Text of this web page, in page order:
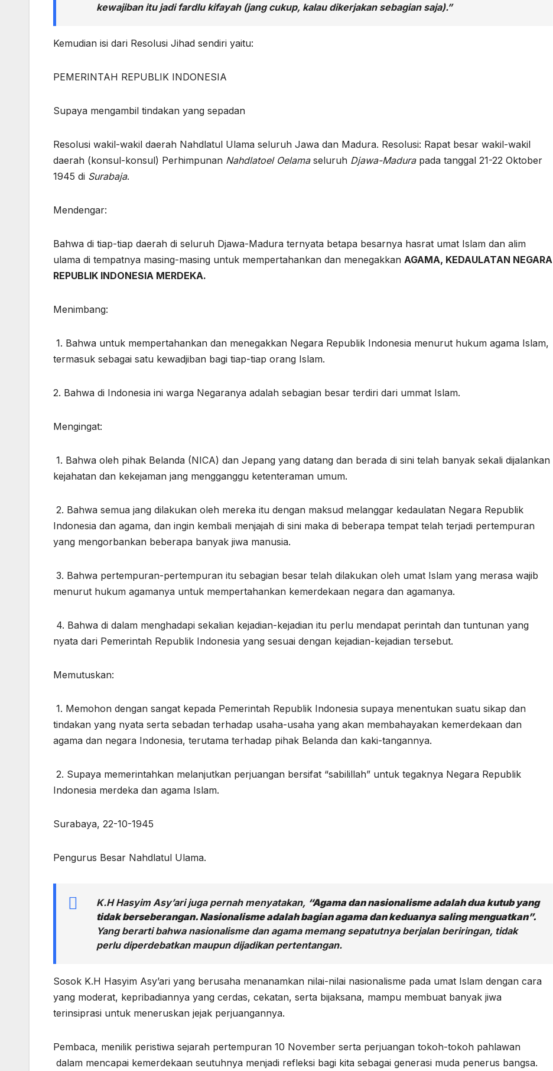
kewajiban itu jadi fardlu kifayah (jang cukup, kalau dikerjakan sebagian saja).”
Kemudian isi dari Resolusi Jihad sendiri yaitu:
PEMERINTAH REPUBLIK INDONESIA
Supaya mengambil tindakan yang sepadan
Resolusi wakil-wakil daerah Nahdlatul Ulama seluruh Jawa dan Madura. Resolusi: Rapat besar wakil-wakil
daerah (konsul-konsul) Perhimpunan Nahdlatoel Oelamaseluruh Djawa-Madurapada tanggal 21-22 Oktober
1945 di Surabaja.
Mendengar:
Bahwa di tiap-tiap daerah di seluruh Djawa-Madura ternyata betapa besarnya hasrat umat Islam dan alim
ulama di tempatnya masing-masing untuk mempertahankan dan menegakkan AGAMA, KEDAULATAN NEGARA
REPUBLIK INDONESIA MERDEKA.
Menimbang:
1. Bahwa untuk mempertahankan dan menegakkan Negara Republik Indonesia menurut hukum agama Islam,
termasuk sebagai satu kewadjiban bagi tiap-tiap orang Islam.
2. Bahwa di Indonesia ini warga Negaranya adalah sebagian besar terdiri dari ummat Islam.
Mengingat:
1. Bahwa oleh pihak Belanda (NICA) dan Jepang yang datang dan berada di sini telah banyak sekali dijalankan
kejahatan dan kekejaman jang mengganggu ketenteraman umum.
2. Bahwa semua jang dilakukan oleh mereka itu dengan maksud melanggar kedaulatan Negara Republik
Indonesia dan agama, dan ingin kembali menjajah di sini maka di beberapa tempat telah terjadi pertempuran
yang mengorbankan beberapa banyak jiwa manusia.
3. Bahwa pertempuran-pertempuran itu sebagian besar telah dilakukan oleh umat Islam yang merasa wajib
menurut hukum agamanya untuk mempertahankan kemerdekaan negara dan agamanya.
4. Bahwa di dalam menghadapi sekalian kejadian-kejadian itu perlu mendapat perintah dan tuntunan yang
nyata dari Pemerintah Republik Indonesia yang sesuai dengan kejadian-kejadian tersebut.
Memutuskan:
1. Memohon dengan sangat kepada Pemerintah Republik Indonesia supaya menentukan suatu sikap dan
tindakan yang nyata serta sebadan terhadap usaha-usaha yang akan membahayakan kemerdekaan dan
agama dan negara Indonesia, terutama terhadap pihak Belanda dan kaki-tangannya.
2. Supaya memerintahkan melanjutkan perjuangan bersifat “sabilillah” untuk tegaknya Negara Republik
Indonesia merdeka dan agama Islam.
Surabaya, 22-10-1945
Pengurus Besar Nahdlatul Ulama.
K.H Hasyim Asy’ari juga pernah menyatakan, “Agama dan nasionalisme adalah dua kutub yang
tidak berseberangan. Nasionalisme adalah bagian agama dan keduanya saling menguatkan”.
Yang berarti bahwa nasionalisme dan agama memang sepatutnya berjalan beriringan, tidak
perlu diperdebatkan maupun dijadikan pertentangan.
Sosok K.H Hasyim Asy’ari yang berusaha menanamkan nilai-nilai nasionalisme pada umat Islam dengan cara
yang moderat, kepribadiannya yang cerdas, cekatan, serta bijaksana, mampu membuat banyak jiwa
terinsiprasi untuk meneruskan jejak perjuangannya.
Pembaca, menilik peristiwa sejarah pertempuran 10 November serta perjuangan tokoh-tokoh pahlawan
dalam mencapai kemerdekaan seutuhnya menjadi refleksi bagi kita sebagai generasi muda penerus bangsa.